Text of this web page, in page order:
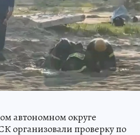
автономном округе
организовали проверку по